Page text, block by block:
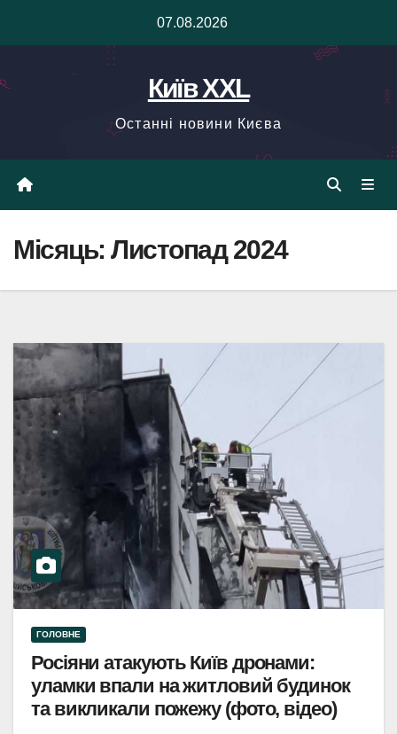
07.08.2026
Київ XXL
Останні новини Києва
Місяць: Листопад 2024
ГОЛОВНЕ
Росіяни атакують Київ дронами:
уламки впали на житловий будинок
та викликали пожежу (фото, відео)